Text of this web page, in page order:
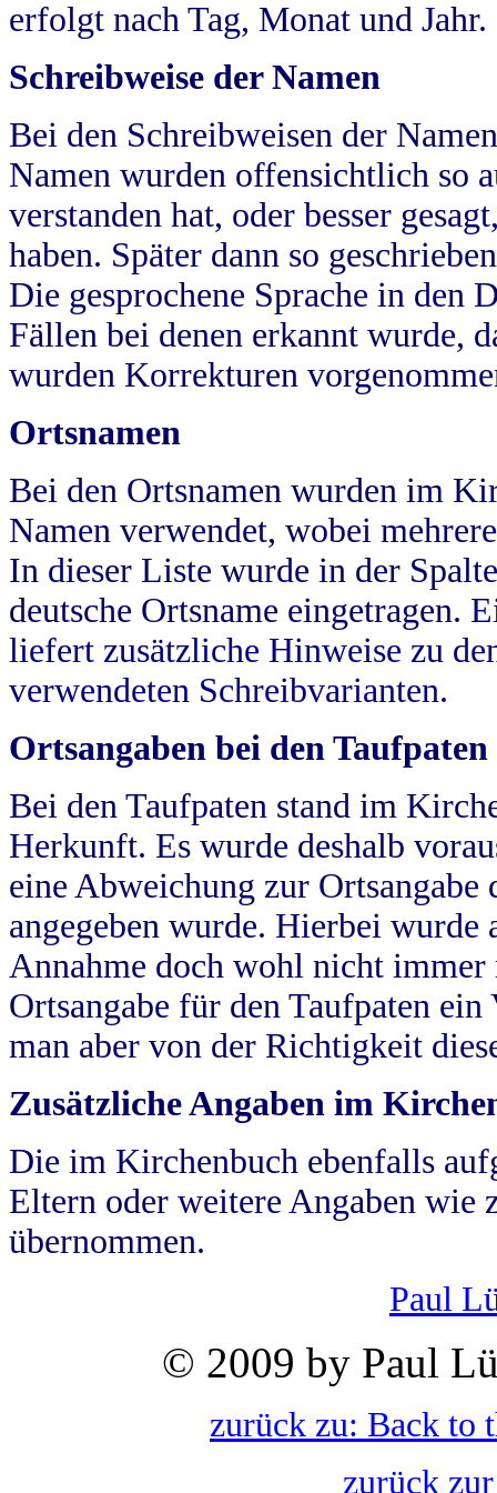
erfolgt nach Tag, Monat und Jahr.
Schreibweise der Namen
Bei den Schreibweisen der
Namen wurden offensichtlich so
verstanden hat, oder besser
haben. Später dann so
Die gesprochene Sprache in
Fällen bei denen erkannt wurde,
wurden Korrekturen
Ortsnamen
Bei den Ortsnamen wurden im
Namen verwendet, wobei
In dieser Liste wurde in der
deutsche Ortsname eingetragen.
liefert zusätzliche Hinweise zu
verwendeten Schreibvarianten.
Ortsangaben bei den Taufpaten
Bei den Taufpaten stand im
Herkunft. Es wurde deshalb
eine Abweichung zur
angegeben wurde. Hierbei wurde
Annahme doch wohl nicht
Ortsangabe für den Taufpaten
man aber von der Richtigkeit
Zusätzliche Angaben im
Die im Kirchenbuch ebenfalls
Eltern oder weitere Angaben wie
übernommen.
Paul
© 2009 by Paul
zurück zu: Back to
zurück